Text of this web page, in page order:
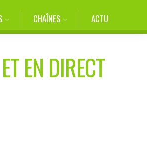
CHAÎNES ACTU
EN DIRECT